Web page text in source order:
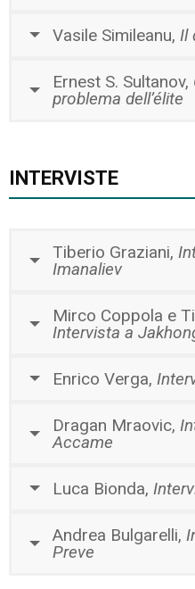
Vasile Simileanu, Il
Ernest S. Sultanov,
problema dell’élite
INTERVISTE
Tiberio Graziani,
Imanaliev
Mirco Coppola e
Intervista a
Enrico Verga,
Dragan Mraovic,
Accame
Luca Bionda,
Andrea Bulgarelli,
Preve